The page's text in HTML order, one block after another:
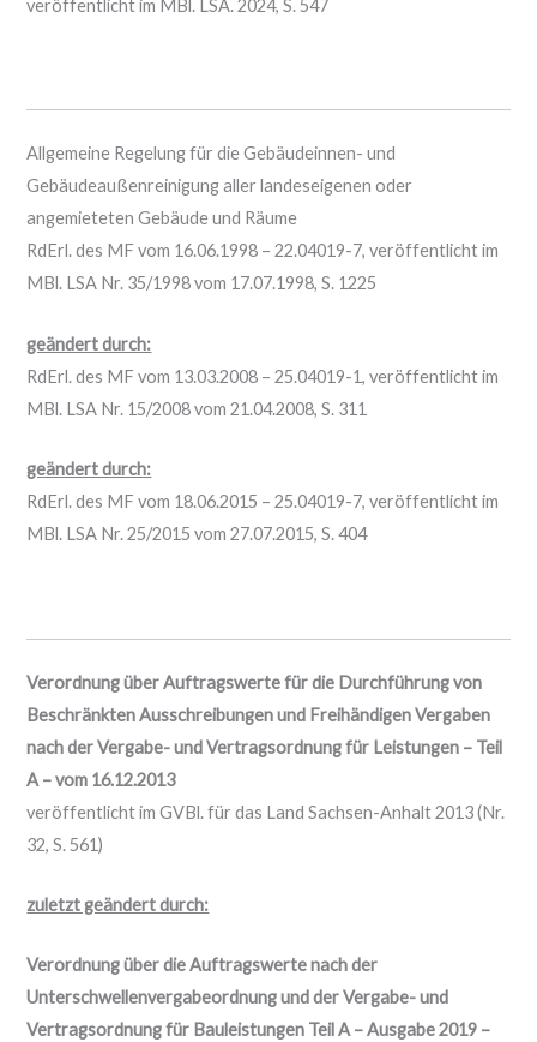
veröffentlicht im MBl. LSA. 2024, S. 547
Allgemeine Regelung für die Gebäudeinnen- und
Gebäudeaußenreinigung aller landeseigenen oder
angemieteten Gebäude und Räume
RdErl. des MF vom 16.06.1998 – 22.04019-7, veröffentlicht im
MBl. LSA Nr. 35/1998 vom 17.07.1998, S. 1225
geändert durch:
RdErl. des MF vom 13.03.2008 – 25.04019-1, veröffentlicht im
MBl. LSA Nr. 15/2008 vom 21.04.2008, S. 311
geändert durch:
RdErl. des MF vom 18.06.2015 – 25.04019-7, veröffentlicht im
MBl. LSA Nr. 25/2015 vom 27.07.2015, S. 404
Verordnung über Auftragswerte für die Durchführung von
Beschränkten Ausschreibungen und Freihändigen Vergaben
nach der Vergabe- und Vertragsordnung für Leistungen – Teil
A – vom 16.12.2013
veröffentlicht im GVBl. für das Land Sachsen-Anhalt 2013 (Nr.
32, S. 561)
zuletzt geändert durch:
Verordnung über die Auftragswerte nach der
Unterschwellenvergabeordnung und der Vergabe- und
Vertragsordnung für Bauleistungen Teil A – Ausgabe 2019 –